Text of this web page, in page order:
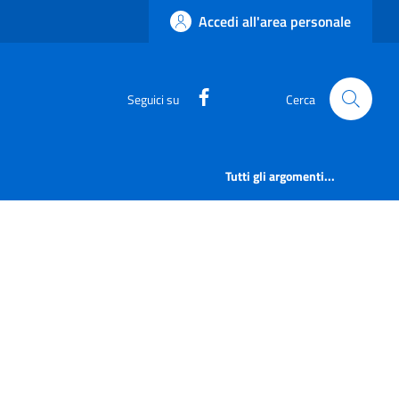
Accedi all'area personale
Seguici su https:// Cerca
Tutti gli argomenti...